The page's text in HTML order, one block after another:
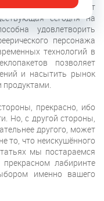
гороскопа обожает
сегодня на
удовлетворить
персонажа
технологий в
позволяет
и насытить рынок
прекрасно, ибо
Но, с другой стороны,
другого, может
то, что неискушённого
мы постараемся
лабиринте
именно вашего